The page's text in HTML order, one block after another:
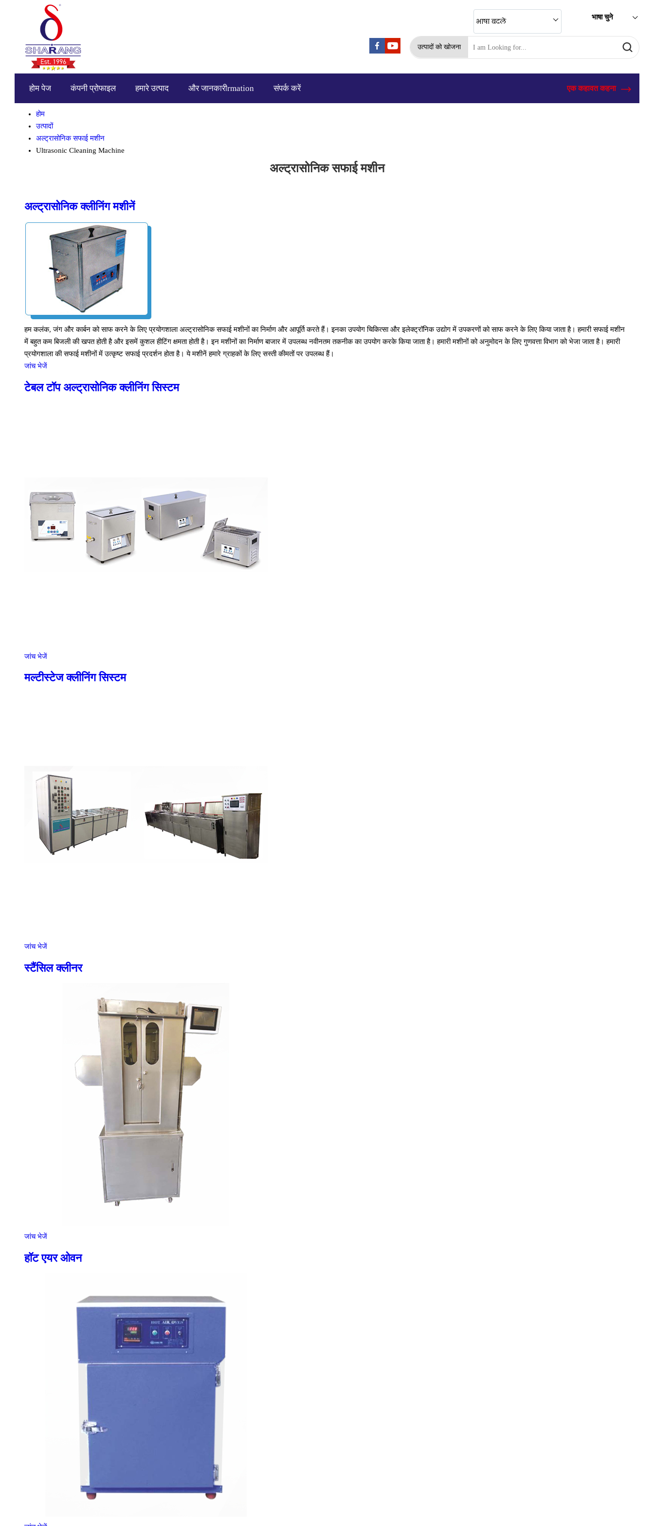
भाषा बदलें भाषा चुने
उत्पादों को खोजना
होम पेज कंपनी प्रोफाइल हमारे उत्पाद और जानकारीrmation संपर्क करें एक कहावत कहना
होम
उत्पादों
अल्ट्रासोनिक सफाई मशीन
Ultrasonic Cleaning Machine
अल्ट्रासोनिक सफाई मशीन
अल्ट्रासोनिक क्लीनिंग मशीनें
हम कलंक, जंग और कार्बन को साफ करने के लिए प्रयोगशाला अल्ट्रासोनिक सफाई मशीनों का निर्माण और आपूर्ति करते हैं। इनका उपयोग चिकित्सा और इलेक्ट्रॉनिक उद्योग में उपकरणों को साफ करने के लिए किया जाता है। हमारी सफाई मशीन
में बहुत कम बिजली की खपत होती है और इसमें कुशल हीटिंग क्षमता होती है। इन मशीनों का निर्माण बाजार में उपलब्ध नवीनतम तकनीक का उपयोग करके किया जाता है। हमारी मशीनों को अनुमोदन के लिए गुणवत्ता विभाग को भेजा जाता है। हमारी
प्रयोगशाला की सफाई मशीनों में उत्कृष्ट सफाई प्रदर्शन होता है। ये मशीनें हमारे ग्राहकों के लिए सस्ती कीमतों पर उपलब्ध हैं।
जांच भेजें
टेबल टॉप अल्ट्रासोनिक क्लीनिंग सिस्टम
जांच भेजें
मल्टीस्टेज क्लीनिंग सिस्टम
जांच भेजें
स्टैंसिल क्लीनर
जांच भेजें
हॉट एयर ओवन